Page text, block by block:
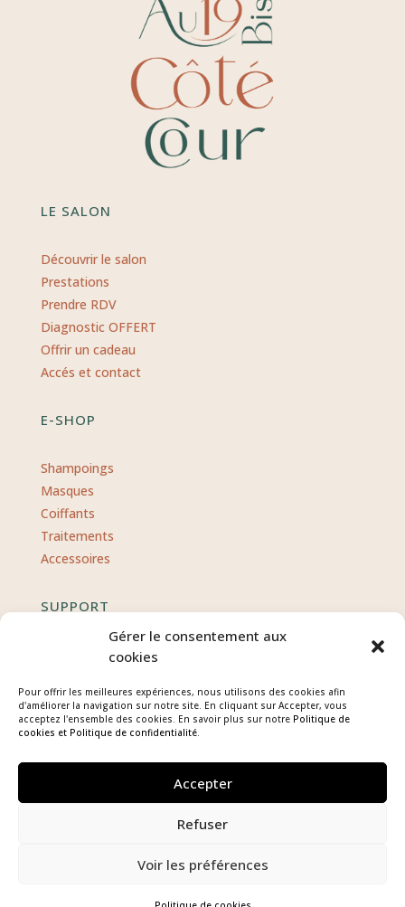
Gérer le consentement aux
cookies
Pour offrir les meilleures expériences, nous utilisons des cookies afin
d'améliorer la navigation sur notre site. En cliquant sur Accepter, vous
acceptez l'ensemble des cookies. En savoir plus sur notre Politique de
cookies et Politique de confidentialité.
Accepter
Refuser
Voir les préférences
LE SALON
Découvrir le salon
Prestations
Prendre RDV
Diagnostic OFFERT
Offrir un cadeau
Accés et contact
E-SHOP
Shampoings
Masques
Coiffants
Traitements
Accessoires
SUPPORT
Politique de confidentialité
Mentions légales